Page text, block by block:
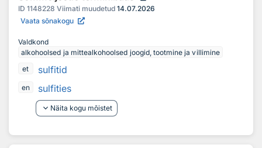
ID 1148228 Viimati muudetud 14.07.2026
Vaata sõnakogu
Valdkond
alkohoolsed ja mittealkohoolsed joogid, tootmine ja villimine
et
sulfitid
en
sulfities
keyboard_arrow_down Näita kogu mõistet